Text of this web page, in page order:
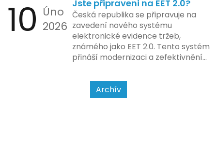
bezhotovostní transakci – nově
se má tato povinnost odvíjet od
povahy podnikatelské činnosti a
způsobu interakce se
zákazníkem.
10 Úno
2026
Jste připraveni na EET 2.0?
Česká republika se připravuje na
zavedení nového systému
elektronické evidence tržeb,
známého jako EET 2.0. Tento systém
přináší modernizaci a zefektivnění
usnadnit život podnikatelům i
kontrolním orgánům. Podívejme se
na hlavní změny, které EET 2.0
Archív